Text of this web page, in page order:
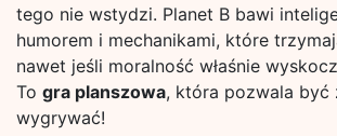
tego nie wstydzi. Planet B bawi
humorem i mechanikami, które
nawet jeśli moralność właśnie
To gra planszowa, która pozwala być
wygrywać!